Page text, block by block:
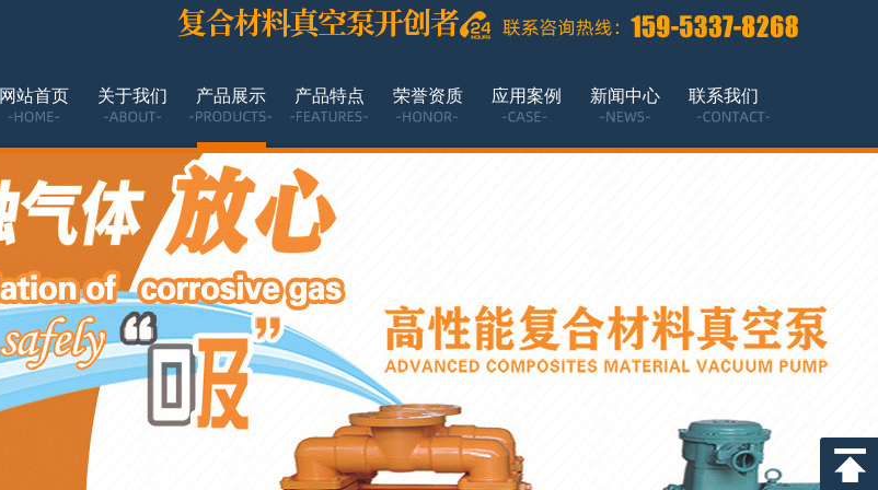
网站首页 关于我们 产品展示 产品特点 荣誉资质 应用案例 新闻中心 联系我们